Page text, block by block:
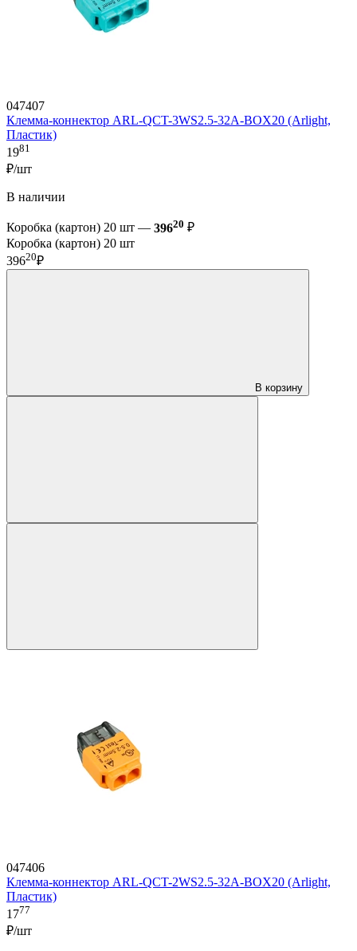
047407
Клемма-коннектор ARL-QCT-3WS2.5-32A-BOX20 (Arlight,
Пластик)
1981
₽/шт
В наличии
Коробка (картон) 20 шт — 39620 ₽
Коробка (картон) 20 шт
39620₽
В корзину
047406
Клемма-коннектор ARL-QCT-2WS2.5-32A-BOX20 (Arlight,
Пластик)
1777
₽/шт